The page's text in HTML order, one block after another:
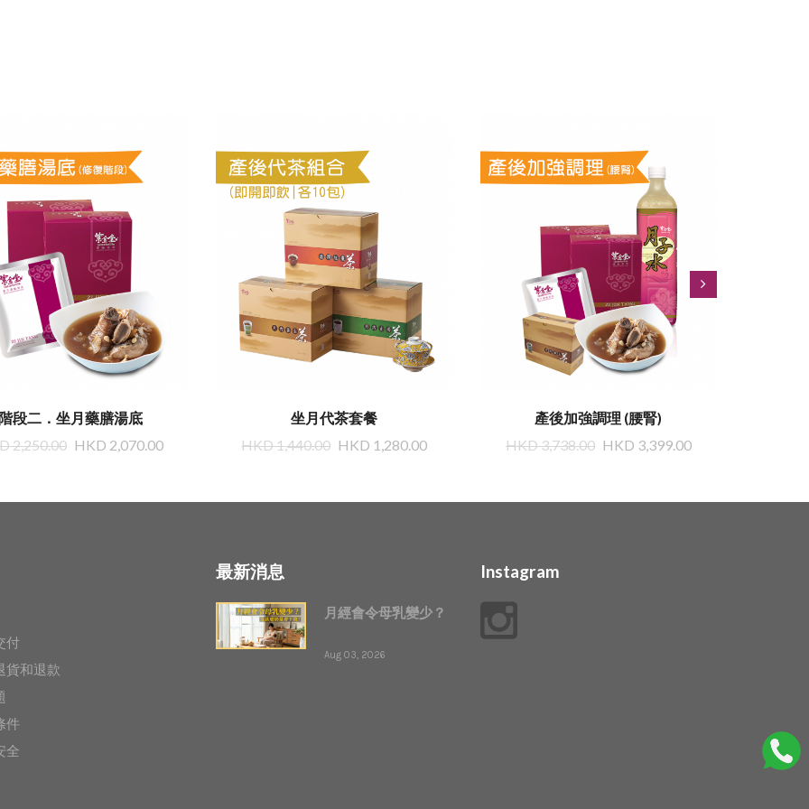
段二．坐月藥膳湯底
2,250.00 HKD 2,070.00
坐月代茶套餐
HKD 1,440.00 HKD 1,280.00
產後加強調理 (腰腎)
HKD 3,738.00 HKD 3,399.00
付
貨和退款
件
全
最新消息
月經會令母乳變少？
Aug 03, 2026
Instagram